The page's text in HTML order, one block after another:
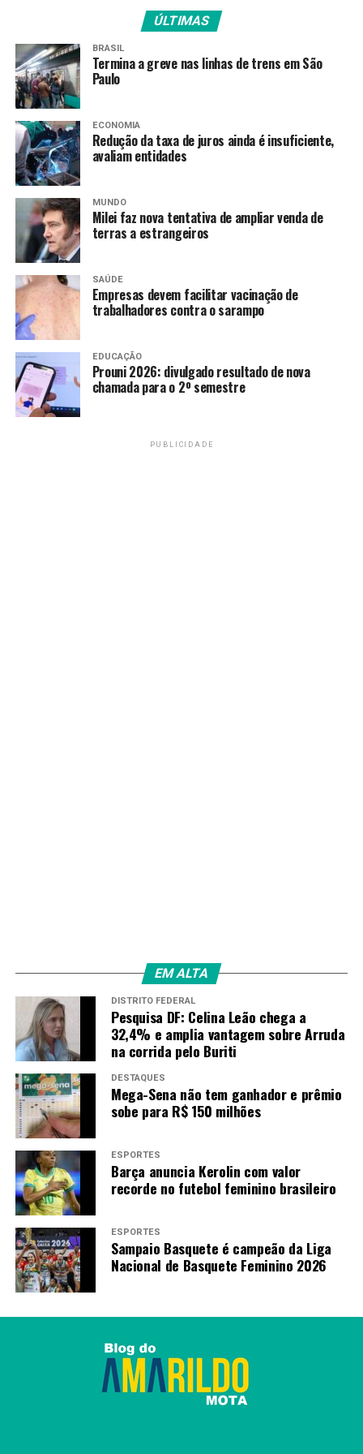
No entanto, as duas equipes têm compromissos antes
destes. Pelo Paulistão, ambas estreiam na terça-feira (6):
o Palmeiras encara o Realidade Jovem, enquanto o São
Paulo faz o clássico com o Santos.
Fonte:Agência Brasil
TAGS
PRÓXIMO
De forma dramática, Brasil vence Itália no Mundial de
futebol de praia
RECENTES
Em tour pelos EUA, seleção brasileira cai para o Chicago
Sky, da WNBA
Amarildo Mota
ÚLTIMAS
BRASIL
Termina a greve nas linhas de trens em São
Paulo
ECONOMIA
Redução da taxa de juros ainda é insuficiente,
avaliam entidades
MUNDO
Milei faz nova tentativa de ampliar venda de
terras a estrangeiros
SAÚDE
Empresas devem facilitar vacinação de
trabalhadores contra o sarampo
EDUCAÇÃO
Prouni 2026: divulgado resultado de nova
chamada para o 2º semestre
PUBLICIDADE
EM ALTA
DISTRITO FEDERAL
Pesquisa DF: Celina Leão chega a
32,4% e amplia vantagem sobre Arruda
na corrida pelo Buriti
DESTAQUES
Mega-Sena não tem ganhador e prêmio
sobe para R$ 150 milhões
ESPORTES
Barça anuncia Kerolin com valor
recorde no futebol feminino brasileiro
ESPORTES
Sampaio Basquete é campeão da Liga
Nacional de Basquete Feminino 2026